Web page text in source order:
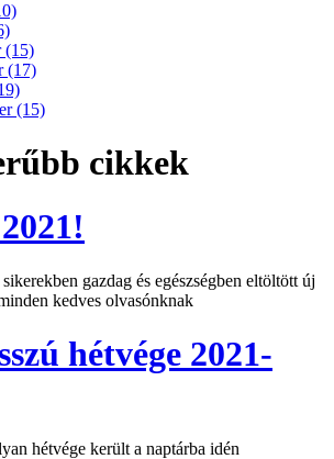
(15)
(17)
(15)
cikkek
gazdag és egészségben eltöltött új
kedves olvasónknak
hétvége 2021-
hétvége került a naptárba idén